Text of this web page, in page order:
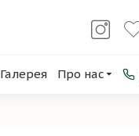
Галерея Про нас